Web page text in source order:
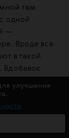
там
одной
—
Вроде все
в такой
Вдобавок
знать,
что вообще
улучшения